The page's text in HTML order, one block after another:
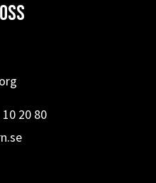
20 80